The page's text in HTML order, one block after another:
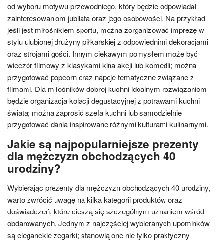
od wyboru motywu przewodniego, który będzie odpowiadał
zainteresowaniom jubilata oraz jego osobowości. Na przykład
jeśli jest miłośnikiem sportu, można zorganizować imprezę w
stylu ulubionej drużyny piłkarskiej z odpowiednimi dekoracjami
oraz strojami gości. Innym ciekawym pomysłem może być
wieczór filmowy z klasykami kina akcji lub komedii; można
przygotować popcorn oraz napoje tematyczne związane z
filmami. Dla miłośników dobrej kuchni idealnym rozwiązaniem
będzie organizacja kolacji degustacyjnej z potrawami kuchni
świata; można zaprosić szefa kuchni lub samodzielnie
przygotować dania inspirowane różnymi kulturami kulinarnymi.
Jakie są najpopularniejsze prezenty
dla mężczyzn obchodzących 40
urodziny?
Wybierając prezenty dla mężczyzn obchodzących 40 urodziny,
warto zwrócić uwagę na kilka kategorii produktów oraz
doświadczeń, które cieszą się szczególnym uznaniem wśród
obdarowanych. Jednym z najczęściej wybieranych upominków
są eleganckie zegarki; stanowią one nie tylko praktyczny